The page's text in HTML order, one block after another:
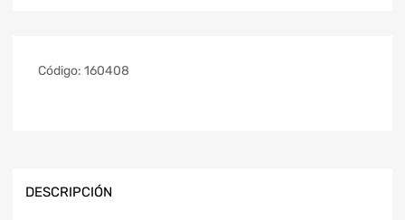
Código: 160408
DESCRIPCIÓN